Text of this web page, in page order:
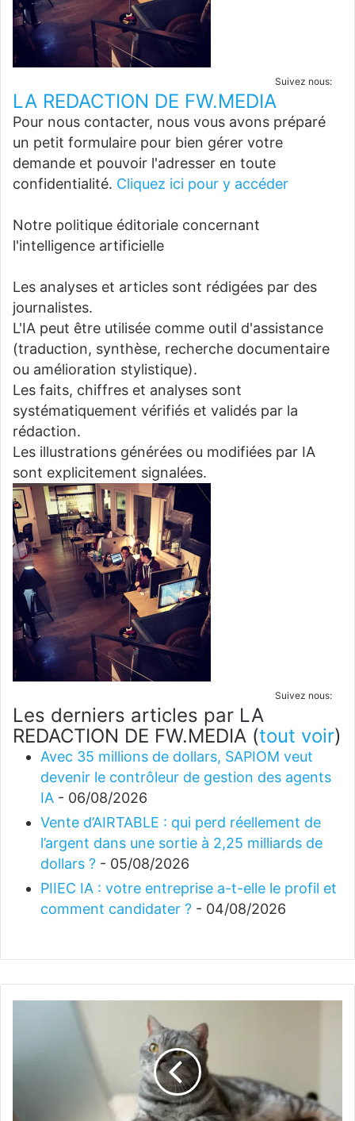
Suivez nous:
LA REDACTION DE FW.MEDIA
Pour nous contacter, nous vous avons préparé
un petit formulaire pour bien gérer votre
demande et pouvoir l'adresser en toute
confidentialité. Cliquez ici pour y accéder
Notre politique éditoriale concernant
l'intelligence artificielle
Les analyses et articles sont rédigées par des
journalistes.
L'IA peut être utilisée comme outil d'assistance
(traduction, synthèse, recherche documentaire
ou amélioration stylistique).
Les faits, chiffres et analyses sont
systématiquement vérifiés et validés par la
rédaction.
Les illustrations générées ou modifiées par IA
sont explicitement signalées.
Suivez nous:
Les derniers articles par LA
REDACTION DE FW.MEDIA (tout voir)
Avec 35 millions de dollars, SAPIOM veut
devenir le contrôleur de gestion des agents
IA - 06/08/2026
Vente d’AIRTABLE : qui perd réellement de
l’argent dans une sortie à 2,25 milliards de
dollars ? - 05/08/2026
PIIEC IA : votre entreprise a-t-elle le profil et
comment candidater ? - 04/08/2026